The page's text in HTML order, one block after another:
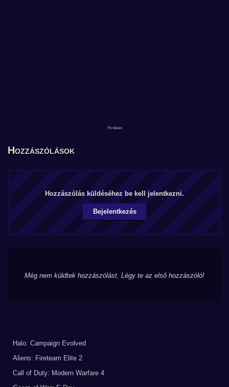
Hozzászólások
Hozzászólás küldéséhez be kell jelentkezni.
Bejelentkezés
Még nem küldtek hozzászólást. Légy te az első hozzászóló!
Halo: Campaign Evolved
Aliens: Fireteam Elite 2
Call of Duty: Modern Warfare 4